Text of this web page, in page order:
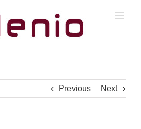
Previous Next